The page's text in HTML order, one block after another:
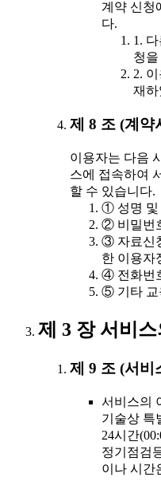
계약 신청
다.
1.
청을
2.
재하
제 8 조 (계약
이용자는 다음
스에 접속하여
할 수 있습니다.
① 성명 및
② 비밀번
③ 자료신
한 이용자
④ 전화번
⑤ 기타 교
제 3 장 서비
제 9 조 (서비
서비스의
기술상 특
24시간
정기점검
이나 시간